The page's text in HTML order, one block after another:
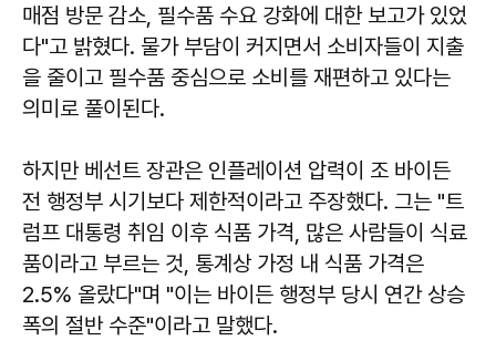
매점 방문 감소, 필수품 수요 강화에 대한 보고가 있었
다"고 밝혔다. 물가 부담이 커지면서 소비자들이 지출
을 줄이고 필수품 중심으로 소비를 재편하고 있다는
의미로 풀이된다.
하지만 베선트 장관은 인플레이션 압력이 조 바이든
전 행정부 시기보다 제한적이라고 주장했다. 그는 "트
럼프 대통령 취임 이후 식품 가격, 많은 사람들이 식료
품이라고 부르는 것, 통계상 가정 내 식품 가격은
2.5% 올랐다"며 "이는 바이든 행정부 당시 연간 상승
폭의 절반 수준"이라고 말했다.